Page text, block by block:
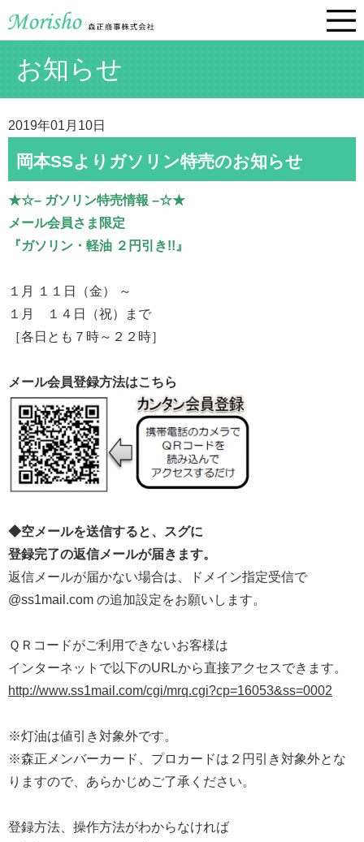
お知らせ
2019年01月10日
岡本SSよりガソリン特売のお知らせ
★☆– ガソリン特売情報 –☆★
メール会員さま限定
『ガソリン・軽油 ２円引き!!』
１月 １１日（金） ～
１月 １４日（祝）まで
［各日とも７時～２２時］
メール会員登録方法はこちら
◆空メールを送信すると、スグに
登録完了の返信メールが届きます。
返信メールが届かない場合は、ドメイン指定受信で
@ss1mail.com の追加設定をお願いします。
ＱＲコードがご利用できないお客様は
インターネットで以下のURLから直接アクセスできます。
http://www.ss1mail.com/cgi/mrq.cgi?cp=16053&ss=0002
※灯油は値引き対象外です。
※森正メンバーカード、プロカードは２円引き対象外とな
りますので、あらかじめご了承ください。
登録方法、操作方法がわからなければ